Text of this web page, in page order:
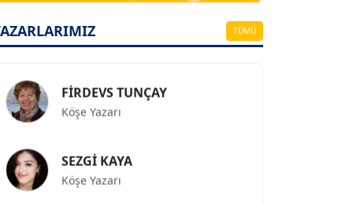
TÜMÜ
ESAT ERÇETİNGÖZ
Köşe Yazarı
Köşe Yazarı
Köşe Yazarı